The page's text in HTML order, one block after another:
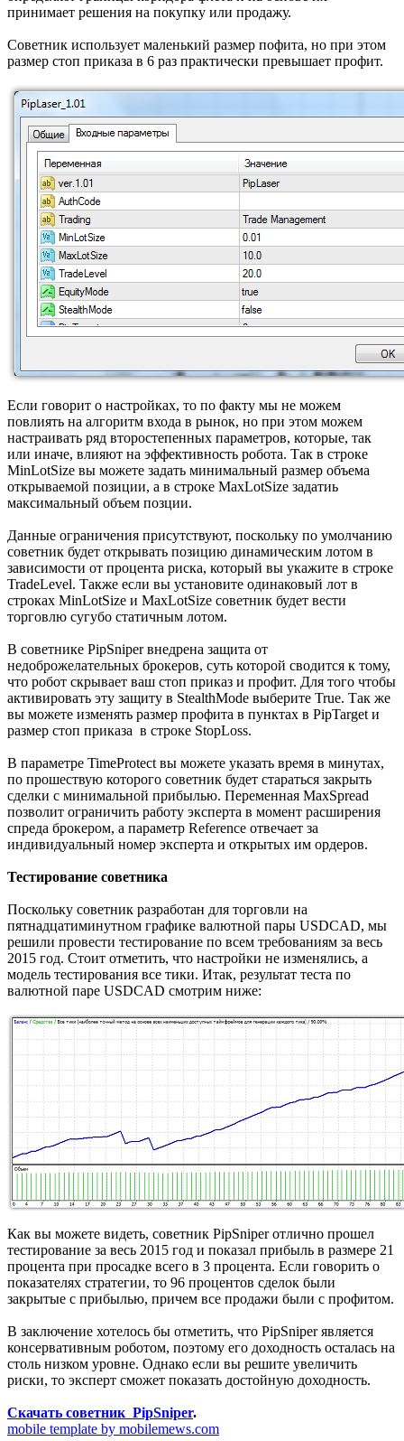
принимает решения на покупку или продажу.
Советник использует маленький размер пофита, но при этом
размер стоп приказа в 6 раз практически превышает профит.
Если говорит о настройках, то по факту мы не можем
повлиять на алгоритм входа в рынок, но при этом можем
настраивать ряд второстепенных параметров, которые, так
или иначе, влияют на эффективность робота. Так в строке
MinLotSize вы можете задать минимальный размер объема
открываемой позиции, а в строке MaxLotSize задатиь
максимальный объем позции.
Данные ограничения присутствуют, поскольку по умолчанию
советник будет открывать позицию динамическим лотом в
зависимости от процента риска, который вы укажите в строке
TradeLevel. Также если вы установите одинаковый лот в
строках MinLotSize и MaxLotSize советник будет вести
торговлю сугубо статичным лотом.
В советнике PipSniper внедрена защита от
недоброжелательных брокеров, суть которой сводится к тому,
что робот скрывает ваш стоп приказ и профит. Для того чтобы
активировать эту защиту в StealthMode выберите True. Так же
вы можете изменять размер профита в пунктах в PipTarget и
размер стоп приказа в строке StopLoss.
В параметре TimeProtect вы можете указать время в минутах,
по прошествую которого советник будет стараться закрыть
сделки с минимальной прибылью. Переменная MaxSpread
позволит ограничить работу эксперта в момент расширения
спреда брокером, а параметр Reference отвечает за
индивидуальный номер эксперта и открытых им ордеров.
Тестирование советника
Поскольку советник разработан для торговли на
пятнадцатиминутном графике валютной пары USDCAD, мы
решили провести тестирование по всем требованиям за весь
2015 год. Стоит отметить, что настройки не изменялись, а
модель тестирования все тики. Итак, результат теста по
валютной паре USDCAD смотрим ниже:
Как вы можете видеть, советник PipSniper отлично прошел
тестирование за весь 2015 год и показал прибыль в размере 21
процента при просадке всего в 3 процента. Если говорить о
показателях стратегии, то 96 процентов сделок были
закрытые с прибылью, причем все продажи были с профитом.
В заключение хотелось бы отметить, что PipSniper является
консервативным роботом, поэтому его доходность осталась на
столь низком уровне. Однако если вы решите увеличить
риски, то эксперт сможет показать достойную доходность.
Скачать советник PipSniper.
mobile template by mobilemews.com